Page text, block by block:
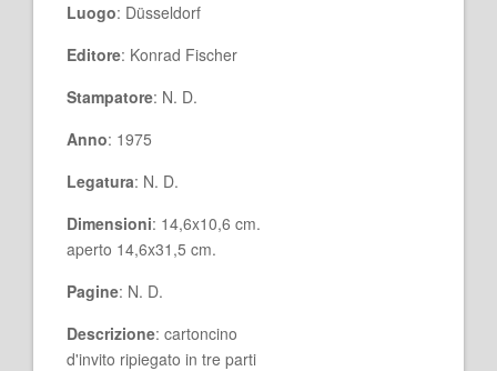
Luogo: Düsseldorf
Editore: Konrad Fischer
Stampatore: N. D.
Anno: 1975
Legatura: N. D.
Dimensioni: 14,6x10,6 cm.
aperto 14,6x31,5 cm.
Pagine: N. D.
Descrizione: cartoncino
d'invito ripiegato in tre parti